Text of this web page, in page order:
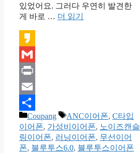
있었어요. 그러다 우연히 발견한
게 바로 … 더 읽기
Kakao
Gmail
Print
Email
Share
카
테
고
리
Coupang
태
그
ANC이어폰, C타입
이어폰, 가성비이어폰, 노이즈캔슬
링이어폰, 러닝이어폰, 무선이어
폰, 블루투스6.0, 블루투스이어폰